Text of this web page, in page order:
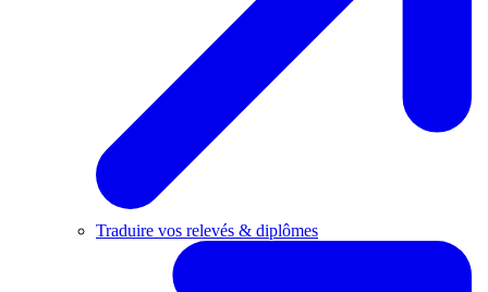
Traduire vos relevés & diplômes